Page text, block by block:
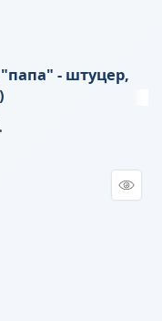
- штуцер,